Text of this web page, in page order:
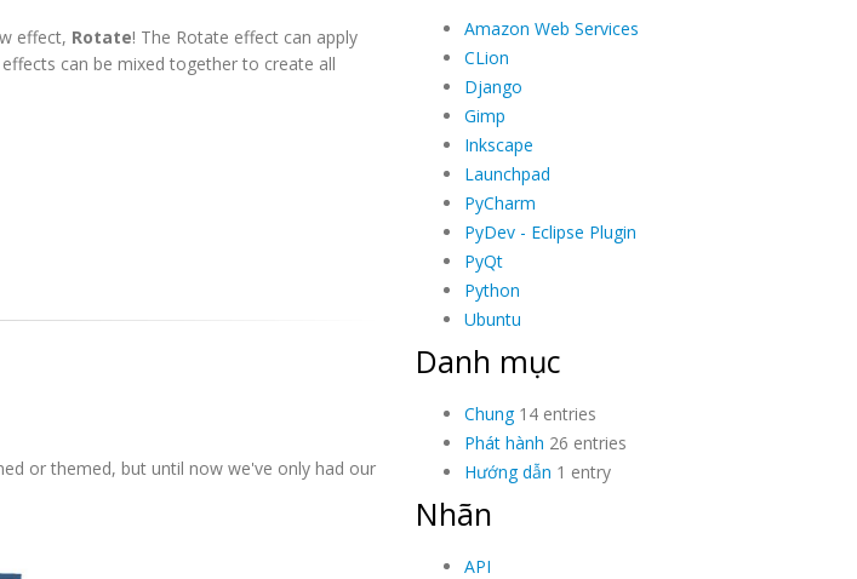
effect, Rotate! The Rotate effect can apply
can be mixed together to create all
or themed, but until now we've only had our
Amazon Web Services
CLion
Django
Gimp
Inkscape
Launchpad
PyCharm
PyDev - Eclipse Plugin
PyQt
Python
Ubuntu
Danh mục
Chung14 entries
Phát hành 26 entries
Hướng dẫn 1 entry
Nhãn
API